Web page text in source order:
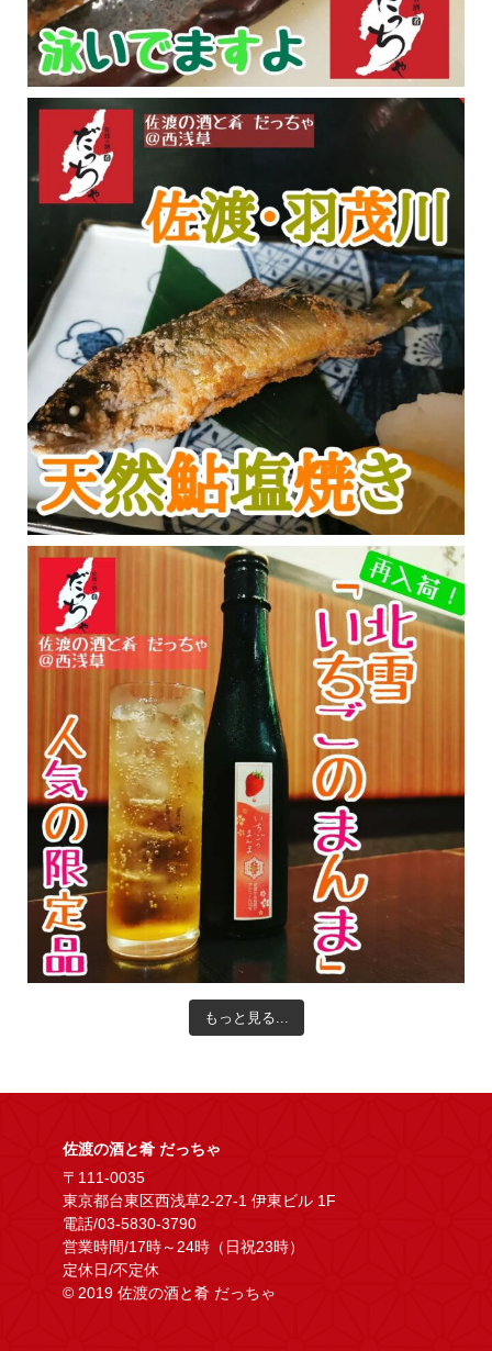
もっと見る...
佐渡の酒と肴 だっちゃ
〒111-0035
東京都台東区西浅草2-27-1 伊東ビル 1F
電話/03-5830-3790
営業時間/17時～24時（日祝23時）
定休日/不定休
© 2019 佐渡の酒と肴 だっちゃ